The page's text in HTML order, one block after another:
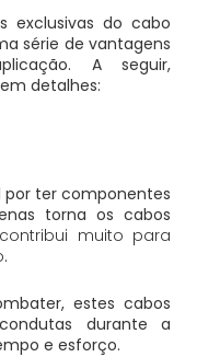
exclusivas do cabo
série de vantagens
A seguir,
detalhes:
ter componentes
torna os cabos
contribui muito para
.
estes cabos
durante a
e esforço.